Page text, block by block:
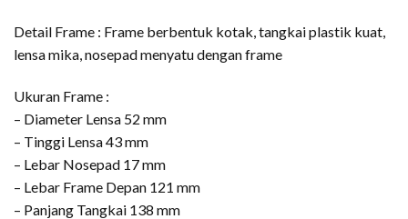
Detail Frame : Frame berbentuk kotak, tangkai plastik kuat,
lensa mika, nosepad menyatu dengan frame
Ukuran Frame :
– Diameter Lensa 52 mm
– Tinggi Lensa 43 mm
– Lebar Nosepad 17 mm
– Lebar Frame Depan 121 mm
– Panjang Tangkai 138 mm